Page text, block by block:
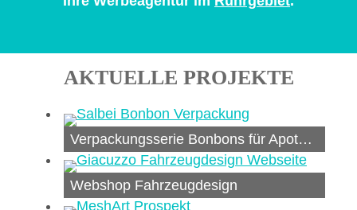
AKTUELLE PROJEKTE
Verpackungsserie Bonbons für Apotheken
Webshop Fahrzeugdesign